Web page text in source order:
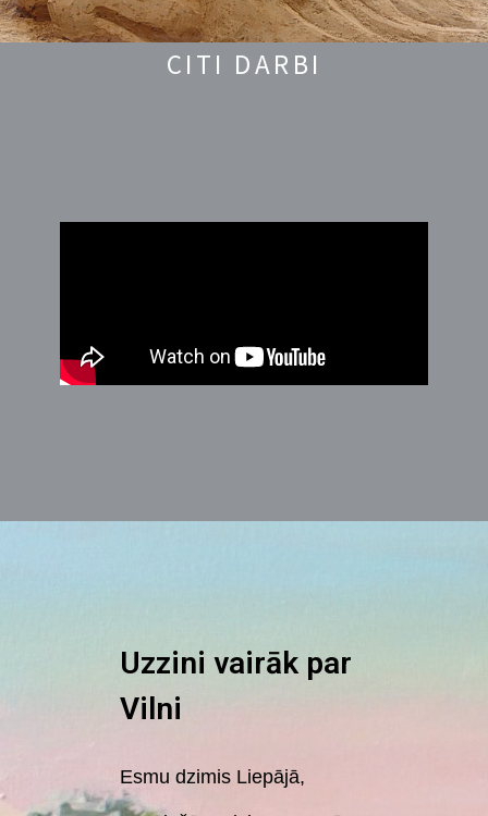
CITI DARBI
Uzzini vairāk par
Vilni
Esmu dzimis Liepājā,